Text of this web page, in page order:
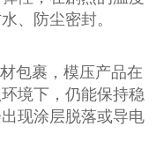
、防尘密封。
包裹，模压产品在
境下，仍能保持稳
现涂层脱落或导电